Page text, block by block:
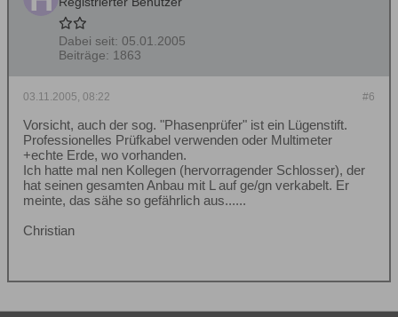
Dabei seit: 05.01.2005
Beiträge: 1863
#6
03.11.2005, 08:22
Vorsicht, auch der sog. "Phasenprüfer" ist ein Lügenstift.
Professionelles Prüfkabel verwenden oder Multimeter
+echte Erde, wo vorhanden.
Ich hatte mal nen Kollegen (hervorragender Schlosser), der
hat seinen gesamten Anbau mit L auf ge/gn verkabelt. Er
meinte, das sähe so gefährlich aus......
Christian